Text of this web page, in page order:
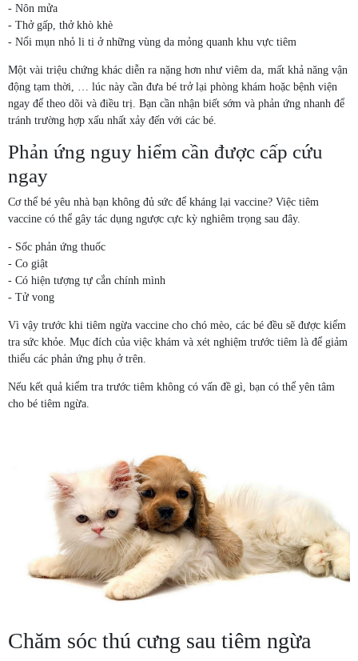
- Nôn mửa
- Thở gấp, thở khò khè
- Nổi mụn nhỏ li ti ở những vùng da mỏng quanh khu vực tiêm
Một vài triệu chứng khác diễn ra nặng hơn như viêm da, mất khả năng vận
động tạm thời, … lúc này cần đưa bé trở lại phòng khám hoặc bệnh viện
ngay để theo dõi và điều trị. Bạn cần nhận biết sớm và phản ứng nhanh để
tránh trường hợp xấu nhất xảy đến với các bé.
Phản ứng nguy hiểm cần được cấp cứu
ngay
Cơ thể bé yêu nhà bạn không đủ sức để kháng lại vaccine? Việc tiêm
vaccine có thể gây tác dụng ngược cực kỳ nghiêm trọng sau đây.
- Sốc phản ứng thuốc
- Co giật
- Có hiện tượng tự cắn chính mình
- Tử vong
Vì vậy trước khi tiêm ngừa vaccine cho chó mèo, các bé đều sẽ được kiểm
tra sức khỏe. Mục đích của việc khám và xét nghiệm trước tiêm là để giảm
thiểu các phản ứng phụ ở trên.
Nếu kết quả kiểm tra trước tiêm không có vấn đề gì, bạn có thể yên tâm
cho bé tiêm ngừa.
Chăm sóc thú cưng sau tiêm ngừa